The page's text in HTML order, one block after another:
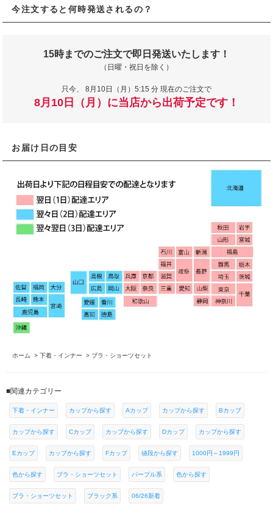
今注文すると何時発送されるの？
15時までのご注文で即日発送いたします！
（日曜・祝日を除く）
只今、 8月10日（月）5:15 分 現在のご注文で
8月10日（月）に当店から出荷予定です！
お届け日の目安
ホーム > 下着・インナー > ブラ・ショーツセット
■関連カテゴリー
下着・インナー カップから探す Aカップ カップから探す Bカップ
カップから探す Cカップ カップから探す Dカップ カップから探す
Eカップ カップから探す Fカップ 値段から探す 1000円～1999円
色から探す ブラ・ショーツセット パープル系 色から探す
ブラ・ショーツセット ブラック系 06/26新着